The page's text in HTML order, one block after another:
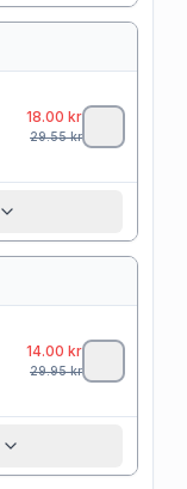
18.00 kr
29.55kr
14.00 kr
29.95kr